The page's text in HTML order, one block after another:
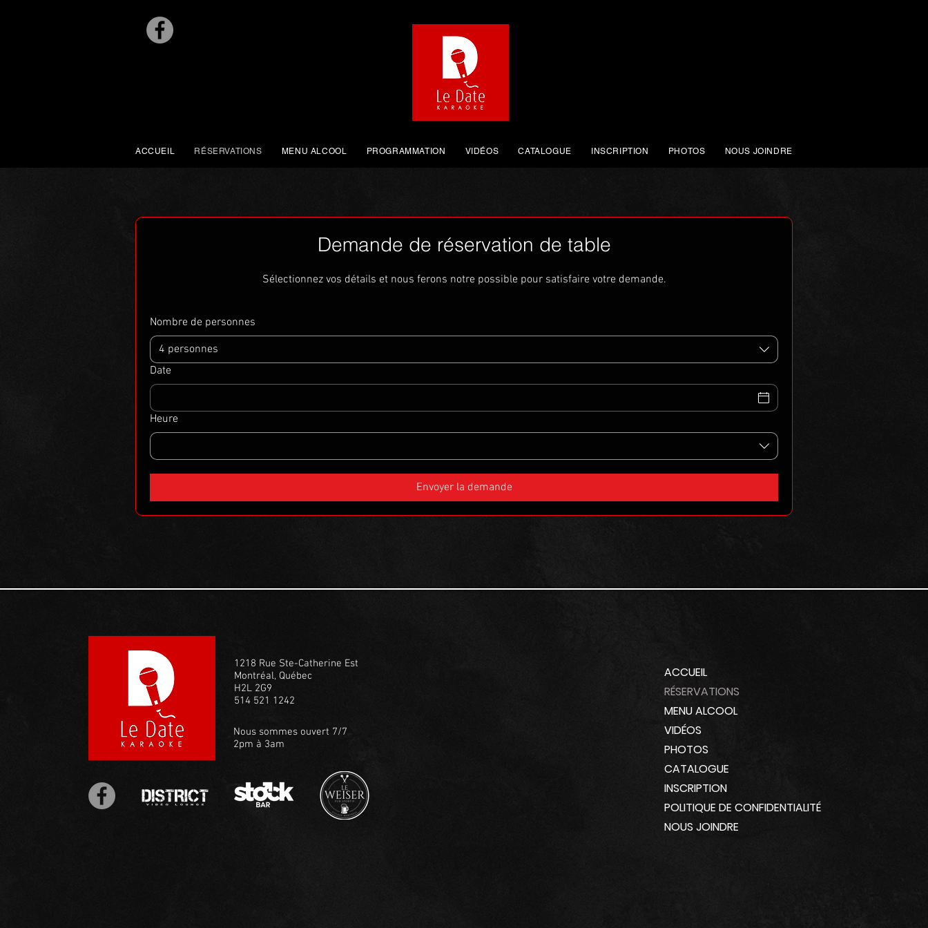
ACCUEIL RÉSERVATIONS MENU ALCOOL PROGRAMMATION VIDÉOS CATALOGUE INSCRIPTION PHOTOS NOUS JOINDRE
Demande de réservation de table
Sélectionnez vos détails et nous ferons notre possible pour satisfaire votre demande.
Nombre de personnes
4 personnes
Date
Heure
Envoyer la demande
1218 Rue Ste-Catherine Est
Montréal, Québec
H2L 2G9
514 521 1242
Nous sommes ouvert 7/7
2pm à 3am
ACCUEIL
RÉSERVATIONS
MENU ALCOOL
VIDÉOS
PHOTOS
CATALOGUE
INSCRIPTION
POLITIQUE DE CONFIDENTIALITÉ
NOUS JOINDRE